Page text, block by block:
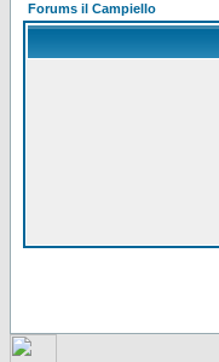
Forums il Campiello